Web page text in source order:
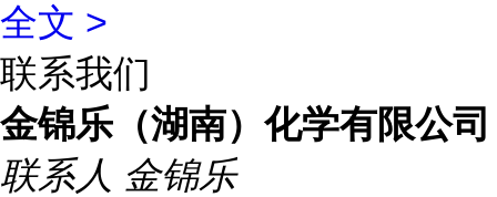
全文 >
联系我们
金锦乐（湖南）化学有限公司
联系人 金锦乐